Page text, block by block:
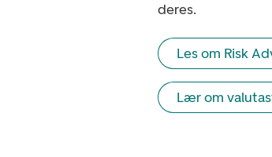
deres.
Les om Risk
Lær om